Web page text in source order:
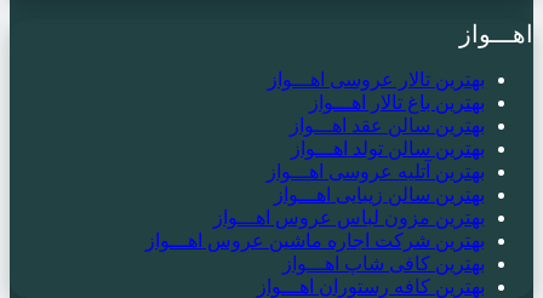
اهـــواز
بهترین تالار عروسی اهـــواز
بهترین باغ تالار اهـــواز
بهترین سالن عقد اهـــواز
بهترین سالن تولد اهـــواز
بهترین آتلیه عروسی اهـــواز
بهترین سالن زیبایی اهـــواز
بهترین مزون لباس عروس اهـــواز
بهترین شرکت اجاره ماشین عروس اهـــواز
بهترین کافی شاپ اهـــواز
بهترین کافه رستوران اهـــواز